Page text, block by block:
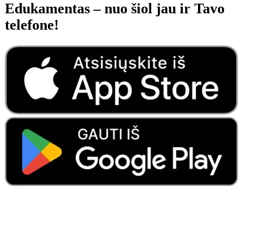
Edukamentas – nuo šiol jau ir Tavo
telefone!